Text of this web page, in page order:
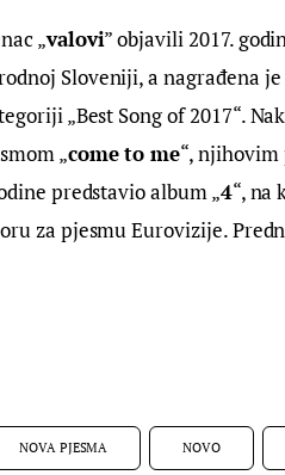
„valovi” objavili 2017.
Sloveniji, a nagrađena
„Best Song of 2017“.
„come to me“,
predstavio album „4“, na
za pjesmu Eurovizije.
NOVA PJESMA NOVO